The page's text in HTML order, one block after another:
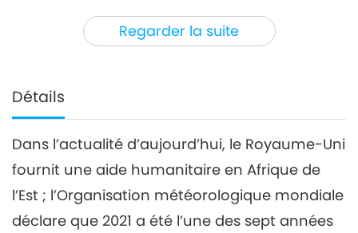
Regarder la suite
29:31
Nouvelles d'exception
2022-02-03
4
2022-02-04
5
Nouvelles d'exception
Détails
Dans l’actualité d’aujourd’hui, le Royaume-Uni
fournit une aide humanitaire en Afrique de
l’Est ; l’Organisation météorologique mondiale
déclare que 2021 a été l’une des sept années